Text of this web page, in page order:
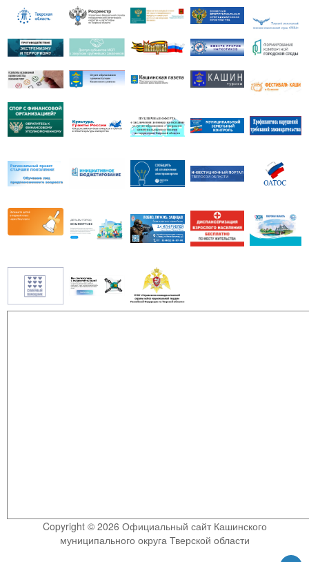
Copyright © 2026 Официальный сайт Кашинского
муниципального округа Тверской области